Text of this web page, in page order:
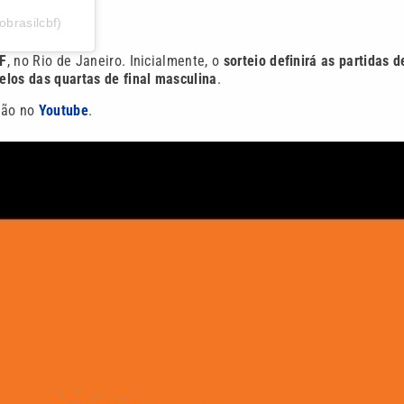
, no Rio de Janeiro. Inicialmente, o sorteio definirá as partidas
das quartas de final masculina.
no Youtube.